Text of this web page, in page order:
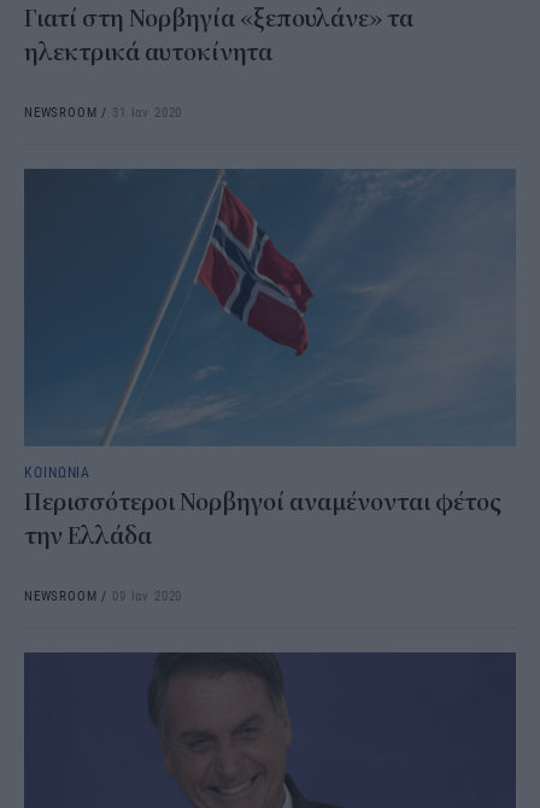
Γιατί στη Νορβηγία «ξεπουλάνε» τα
ηλεκτρικά αυτοκίνητα
NEWSROOM / 31 Ιαν 2020
ΚΟΙΝΩΝΙΑ
Περισσότεροι Νορβηγοί αναμένονται φέτος
την Ελλάδα
NEWSROOM / 09 Ιαν 2020